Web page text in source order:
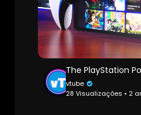
vtube
28 Visualizações • 2